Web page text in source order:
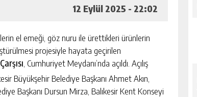
12 Eylül 2025 - 22:02
el emeği, göz nuru ile ürettikleri ürünlerin
projesiyle hayata geçirilen
, Cumhuriyet Meydanı’nda açıldı. Açılış
Büyükşehir Belediye Başkanı Ahmet Akın,
Başkanı Dursun Mirza, Balıkesir Kent Konseyi